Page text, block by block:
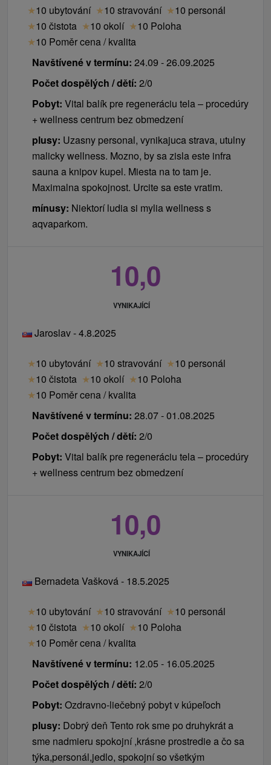
★10 ubytování ★10 stravování ★10 personál
★10 čistota ★10 okolí ★10 Poloha
★10 Poměr cena / kvalita
Navštívené v termínu: 24.09 - 26.09.2025
Počet dospělých / dětí: 2/0
Pobyt: Vital balík pre regeneráciu tela – procedúry
+ wellness centrum bez obmedzení
plusy: Uzasny personal, vynikajuca strava, utulny
malicky wellness. Mozno, by sa zisla este infra
sauna a knipov kupel. Miesta na to tam je.
Maximalna spokojnost. Urcite sa este vratim.
mínusy: Niektorí ludia si mylia wellness s
aqvaparkom.
10,0
VYNIKAJÍCÍ
Jaroslav - 4.8.2025
★10 ubytování ★10 stravování ★10 personál
★10 čistota ★10 okolí ★10 Poloha
★10 Poměr cena / kvalita
Navštívené v termínu: 28.07 - 01.08.2025
Počet dospělých / dětí: 2/0
Pobyt: Vital balík pre regeneráciu tela – procedúry
+ wellness centrum bez obmedzení
10,0
VYNIKAJÍCÍ
Bernadeta Vašková - 18.5.2025
★10 ubytování ★10 stravování ★10 personál
★10 čistota ★10 okolí ★10 Poloha
★10 Poměr cena / kvalita
Navštívené v termínu: 12.05 - 16.05.2025
Počet dospělých / dětí: 2/0
Pobyt: Ozdravno-liečebný pobyt v kúpeľoch
plusy: Dobrý deň Tento rok sme po druhykrát a
sme nadmieru spokojní ,krásne prostredie a čo sa
týka,personál,jedlo, spokojní so všetkým